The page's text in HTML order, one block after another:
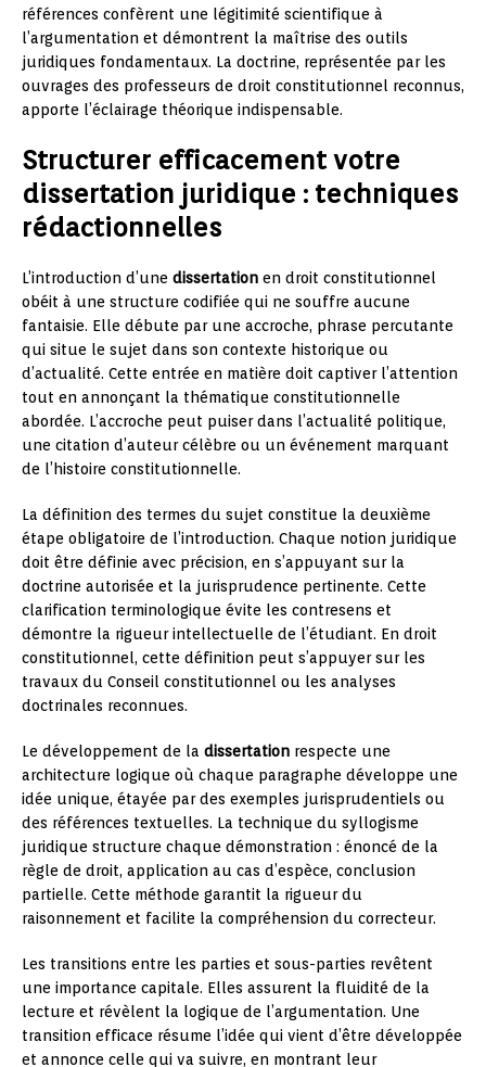
références confèrent une légitimité scientifique à
l’argumentation et démontrent la maîtrise des outils
juridiques fondamentaux. La doctrine, représentée par les
ouvrages des professeurs de droit constitutionnel reconnus,
apporte l’éclairage théorique indispensable.
Structurer efficacement votre
dissertation juridique : techniques
rédactionnelles
L’introduction d’une dissertation en droit constitutionnel
obéit à une structure codifiée qui ne souffre aucune
fantaisie. Elle débute par une accroche, phrase percutante
qui situe le sujet dans son contexte historique ou
d’actualité. Cette entrée en matière doit captiver l’attention
tout en annonçant la thématique constitutionnelle
abordée. L’accroche peut puiser dans l’actualité politique,
une citation d’auteur célèbre ou un événement marquant
de l’histoire constitutionnelle.
La définition des termes du sujet constitue la deuxième
étape obligatoire de l’introduction. Chaque notion juridique
doit être définie avec précision, en s’appuyant sur la
doctrine autorisée et la jurisprudence pertinente. Cette
clarification terminologique évite les contresens et
démontre la rigueur intellectuelle de l’étudiant. En droit
constitutionnel, cette définition peut s’appuyer sur les
travaux du Conseil constitutionnel ou les analyses
doctrinales reconnues.
Le développement de la dissertation respecte une
architecture logique où chaque paragraphe développe une
idée unique, étayée par des exemples jurisprudentiels ou
des références textuelles. La technique du syllogisme
juridique structure chaque démonstration : énoncé de la
règle de droit, application au cas d’espèce, conclusion
partielle. Cette méthode garantit la rigueur du
raisonnement et facilite la compréhension du correcteur.
Les transitions entre les parties et sous-parties revêtent
une importance capitale. Elles assurent la fluidité de la
lecture et révèlent la logique de l’argumentation. Une
transition efficace résume l’idée qui vient d’être développée
et annonce celle qui va suivre, en montrant leur